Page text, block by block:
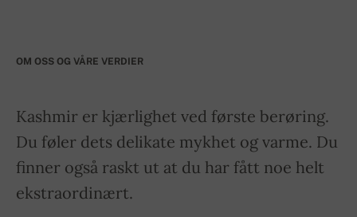
OM OSS OG VÅRE VERDIER
Kashmir er kjærlighet ved første berøring.
Du føler dets delikate mykhet og varme. Du
finner også raskt ut at du har fått noe helt
ekstraordinært.